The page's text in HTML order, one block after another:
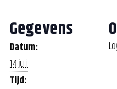
Gegevens
Datum:
14 juli
Tijd: